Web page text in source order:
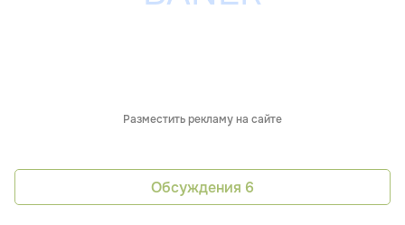
Разместить рекламу на сайте
Обсуждения 6